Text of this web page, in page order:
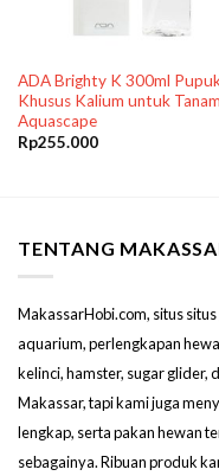
ADA Brighty K 300ml
Khusus Kalium untuk
Aquascape
Rp255.000
TENTANG
MakassarHobi.com, situs
aquarium, perlengkapan
kelinci, hamster, sugar glider,
Makassar, tapi kami juga
lengkap, serta pakan hewan
sebagainya. Ribuan produk